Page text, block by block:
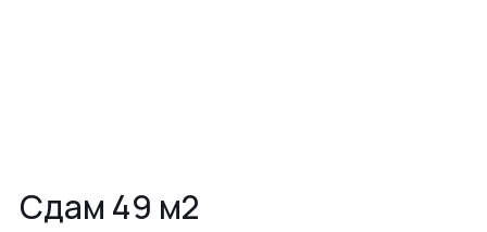
Сдам 49 м2